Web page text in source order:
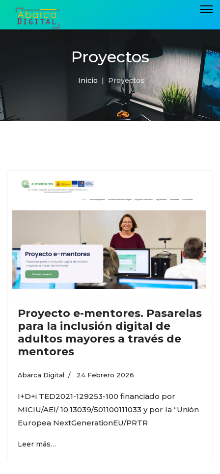
Proyectos
Inicio Proyectos
Proyecto e-mentores. Pasarelas
para la inclusión digital de
adultos mayores a través de
mentores
Abarca Digital 24 Febrero 2026
I+D+i TED2021-129253-100 financiado por
MICIU/AEI/ 10.13039/501100111033 y por la “Unión
Europea NextGenerationEU/PRTR
Leer más…